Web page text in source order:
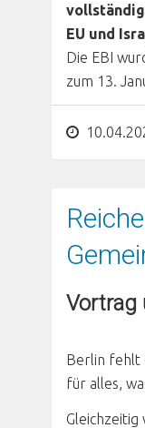
EU und
Die EBI
zum 13.
Vortrag
Berlin fehlt
für alles,